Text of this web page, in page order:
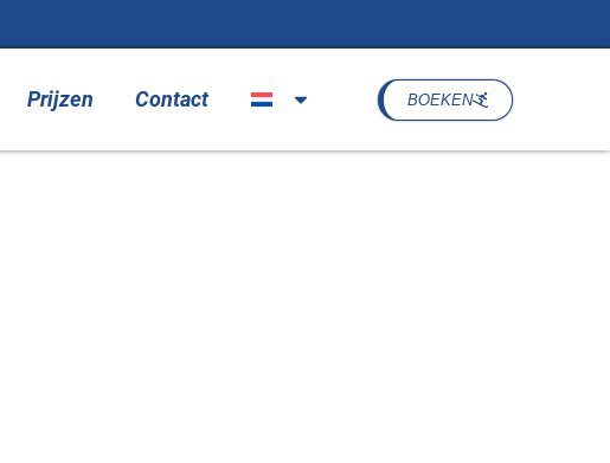
Prijzen Contact BOEKEN